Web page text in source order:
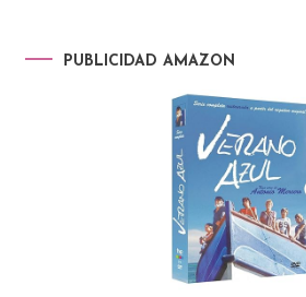
PUBLICIDAD AMAZON